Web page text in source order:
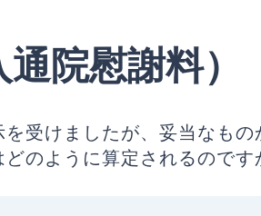
院慰謝料）
受けましたが、妥当なもの
のように算定されるのです